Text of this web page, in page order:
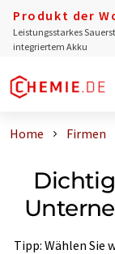
Produkt der
Leistungsstarkes
integriertem Akku
Home Firmen
Tipp: Wählen Sie